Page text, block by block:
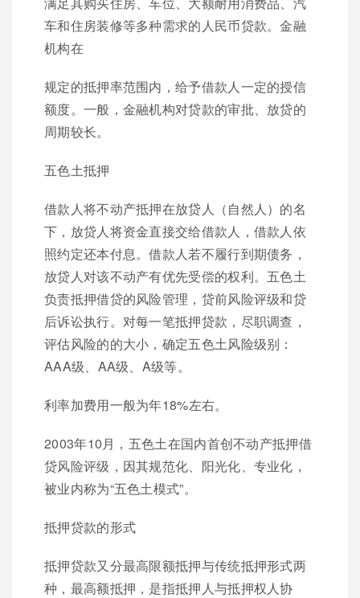
车和住房装修等多种需求的人民币贷款。金融
机构在
规定的抵押率范围内，给予借款人一定的授信
额度。一般，金融机构对贷款的审批、放贷的
周期较长。
五色土抵押
借款人将不动产抵押在放贷人（自然人）的名
下，放贷人将资金直接交给借款人，借款人依
照约定还本付息。借款人若不履行到期债务，
放贷人对该不动产有优先受偿的权利。五色土
负责抵押借贷的风险管理，贷前风险评级和贷
后诉讼执行。对每一笔抵押贷款，尽职调查，
评估风险的的大小，确定五色土风险级别：
AAA级、AA级、A级等。
利率加费用一般为年18%左右。
2003年10月，五色土在国内首创不动产抵押借
贷风险评级，因其规范化、阳光化、专业化，
被业内称为“五色土模式”。
抵押贷款的形式
抵押贷款又分最高限额抵押与传统抵押形式两
种，最高额抵押，是指抵押人与抵押权人协